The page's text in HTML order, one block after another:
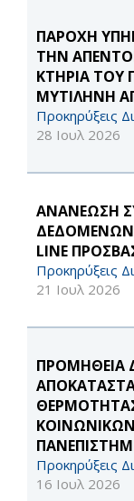
ΠΑΡΟΧΗ
ΤΗΝ
ΚΤΗΡΙΑ ΤΟΥ
ΜΥΤΙΛΗΝΗ
Προκηρύξεις
28 Ιουλ 2026
ΑΝΑΝΕΩΣΗ
ΔΕΔΟΜΕΝΩΝ
LINE
Προκηρύξεις
21 Ιουλ 2026
ΠΡΟΜΗΘΕΙΑ
Προκηρύξεις
16 Ιουλ 2026